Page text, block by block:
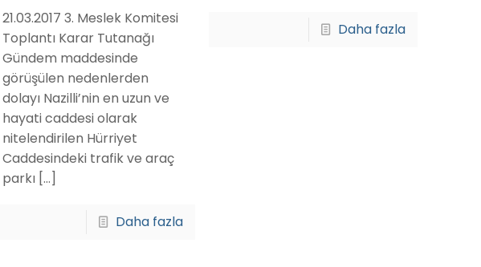
21.03.2017 3. Meslek Komitesi
Toplantı Karar Tutanağı
Gündem maddesinde
görüşülen nedenlerden
dolayı Nazilli’nin en uzun ve
hayati caddesi olarak
nitelendirilen Hürriyet
Caddesindeki trafik ve araç
parkı[…]
Daha fazla
Daha fazla